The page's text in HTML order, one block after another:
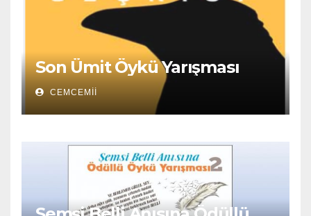
Son Ümit Öykü Yarışması
CEMCEMII